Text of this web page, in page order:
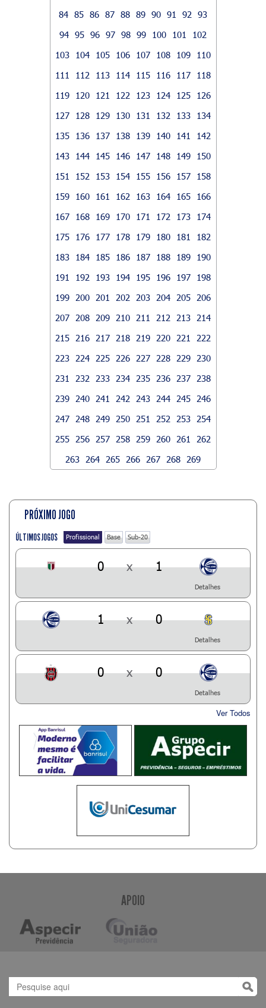
84 85 86 87 88 89 90 91 92
93
94 95 96 97 98 99 100 101
102
103
104 105 106 107 108 109
110
111
112 113 114 115 116 117
118
119
120 121 122 123 124 125
126
127
128 129 130 131 132 133
134
135
136 137 138 139 140 141
142
143
144 145 146 147 148 149
150
151
152 153 154 155 156 157
158
159
160 161 162 163 164 165
166
167
168 169 170 171 172 173
174
175
176 177 178 179 180 181
182
183
184 185 186 187 188 189
190
191
192 193 194 195 196 197
198
199
200 201 202 203 204 205
206
207
208 209 210 211 212 213
214
215
216 217 218 219 220 221
222
223
224 225 226 227 228 229
230
231
232 233 234 235 236 237
238
239
240 241 242 243 244 245
246
247
248 249 250 251 252 253
254
255
256 257 258 259 260 261
262
263
264 265 266 267 268 269
PRÓXIMO JOGO
ÚLTIMOS JOGOS Profissional Base Sub-20
0 x 1
Detalhes
1 x 0
Detalhes
0 x 0
Detalhes
Ver Todos
APOIO